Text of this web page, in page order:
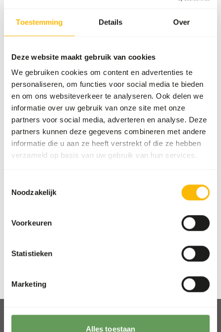
Toestemming Details Over
Deze website maakt gebruik van cookies
We gebruiken cookies om content en advertenties te
personaliseren, om functies voor social media te bieden
en om ons websiteverkeer te analyseren. Ook delen we
informatie over uw gebruik van onze site met onze
partners voor social media, adverteren en analyse. Deze
partners kunnen deze gegevens combineren met andere
informatie die u aan ze heeft verstrekt of die ze hebben
verzameld op basis van uw gebruik van hun services.
Noodzakelijk
Voorkeuren
Statistieken
Marketing
Alles toestaan
Boskos
Browser
(6 mm)
WE008
Prijs per :20 kg